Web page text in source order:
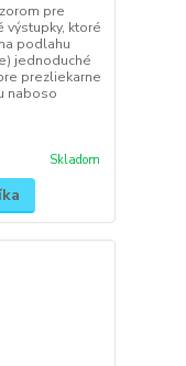
pre
výstupky, ktoré
podlahu
jednoduché
prezliekarne
naboso
Skladom